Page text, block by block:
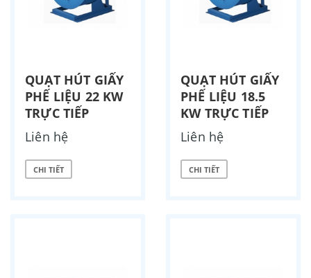
QUẠT HÚT GIẤY
PHẾ LIỆU 22 KW
TRỰC TIẾP
Liên hệ
CHI TIẾT
QUẠT HÚT GIẤY
PHẾ LIỆU 18.5
KW TRỰC TIẾP
Liên hệ
CHI TIẾT